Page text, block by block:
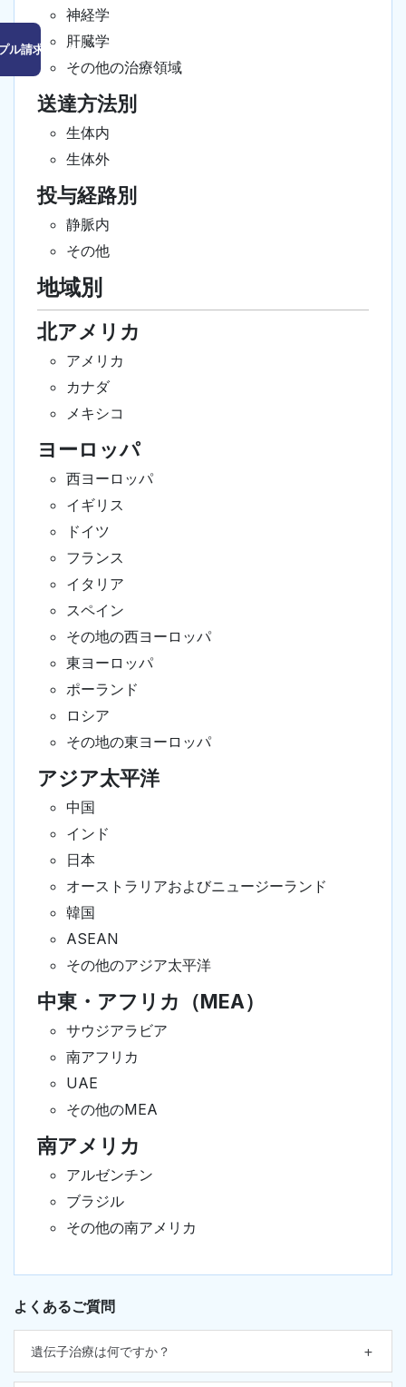
ル請求はこちら
神経学
肝臓学
その他の治療領域
送達方法別
生体内
生体外
投与経路別
静脈内
その他
地域別
北アメリカ
アメリカ
カナダ
メキシコ
ヨーロッパ
西ヨーロッパ
イギリス
ドイツ
フランス
イタリア
スペイン
その地の西ヨーロッパ
東ヨーロッパ
ポーランド
ロシア
その地の東ヨーロッパ
アジア太平洋
中国
インド
日本
オーストラリアおよびニュージーランド
韓国
ASEAN
その他のアジア太平洋
中東・アフリカ（MEA）
サウジアラビア
南アフリカ
UAE
その他のMEA
南アメリカ
アルゼンチン
ブラジル
その他の南アメリカ
よくあるご質問
遺伝子治療は何ですか？